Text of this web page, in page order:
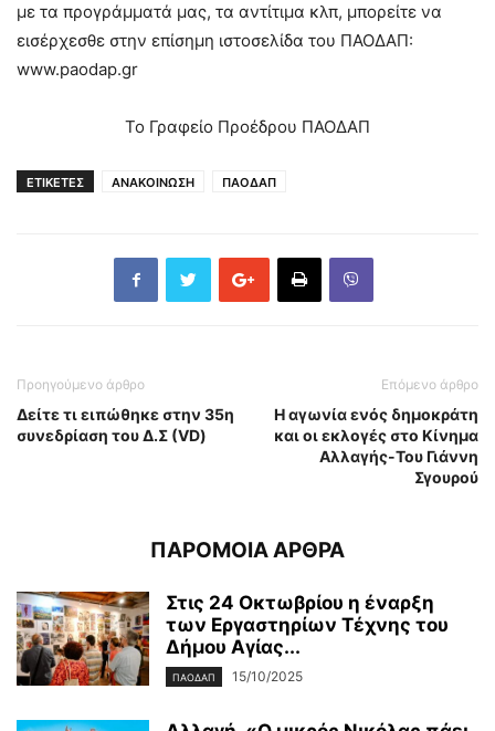
με τα προγράμματά μας, τα αντίτιμα κλπ, μπορείτε να
εισέρχεσθε στην επίσημη ιστοσελίδα του ΠΑΟΔΑΠ:
www.paodap.gr
Το Γραφείο Προέδρου ΠΑΟΔΑΠ
ΕΤΙΚΕΤΕΣ ΑΝΑΚΟΙΝΩΣΗ ΠΑΟΔΑΠ
Προηγούμενο άρθρο
Δείτε τι ειπώθηκε στην 35η
συνεδρίαση του Δ.Σ (VD)
Επόμενο άρθρο
Η αγωνία ενός δημοκράτη
και οι εκλογές στο Κίνημα
Αλλαγής-Του Γιάννη
Σγουρού
ΠΑΡΟΜΟΙΑ ΑΡΘΡΑ
Στις 24 Οκτωβρίου η έναρξη
των Εργαστηρίων Τέχνης του
Δήμου Αγίας...
ΠΑΟΔΑΠ 15/10/2025